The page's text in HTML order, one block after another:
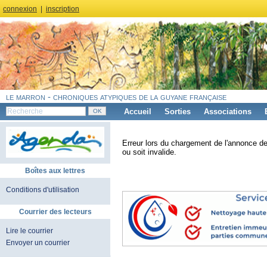
connexion inscription
le marron - chroniques atypiques de la guyane française
Accueil Sorties Associations
Boîtes aux lettres
Conditions d'utilisation
Courrier des lecteurs
Lire le courrier
Envoyer un courrier
Erreur lors du chargement de l'annonce
ou soit invalide.